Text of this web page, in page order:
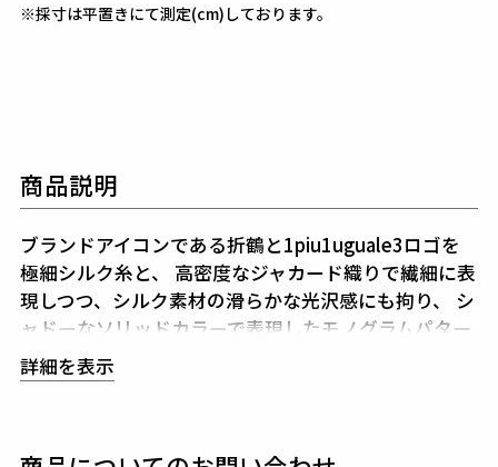
※採寸は平置きにて測定(cm)しております。
商品説明
ブランドアイコンである折鶴と1piu1uguale3ロゴを
極細シルク糸と、 高密度なジャカード織りで繊細に表
現しつつ、シルク素材の滑らかな光沢感にも拘り、 シ
ャドーなソリッドカラーで表現したモノグラムパター
ンです。
TSURU LOGO SOLID MONOGRAM NECKTIE
詳細を表示